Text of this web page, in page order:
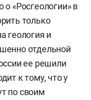
«Росгеологии» в
только
геология и
отдельной
ее решили
к тому, что у
по своим